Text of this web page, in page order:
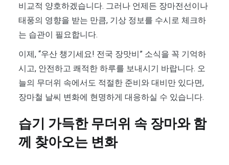
비교적 양호하겠습니다. 그러나 언제든 장마전선이나
태풍의 영향을 받는 만큼, 기상 정보를 수시로 체크하
는 습관이 필요합니다.
이제, “우산 챙기세요! 전국 장맛비” 소식을 꼭 기억하
시고, 안전하고 쾌적한 하루를 보내시기 바랍니다. 오
늘의 무더위 속에서도 적절한 준비와 대비만 있다면,
장마철 날씨 변화에 현명하게 대응하실 수 있습니다.
습기 가득한 무더위 속 장마와 함
께 찾아오는 변화